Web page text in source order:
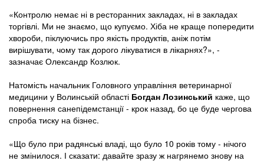
«Контролю немає ні в ресторанних закладах, ні в закладах
торгівлі. Ми не знаємо, що купуємо. Хіба не краще попередити
хвороби, піклуючись про якість продуктів, аніж потім
вирішувати, чому так дорого лікуватися в лікарнях?», -
зазначає Олександр Козлюк.
Натомість начальник Головного управління ветеринарної
медицини у Волинській області Богдан Лозинський каже, що
повернення санепідемстанції - крок назад, бо це буде чергова
спроба тиску на бізнес.
«Що було при радянські владі, що було 10 років тому - нічого
не змінилося. І сказати: давайте зразу ж нагрянемо знову на